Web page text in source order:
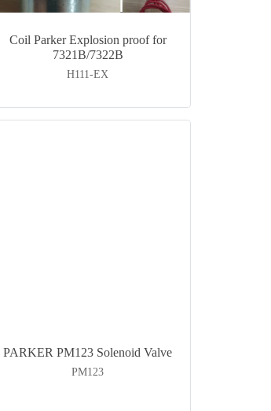
Coil Parker Explosion proof for
7321B/7322B
H111-EX
PARKER PM123 Solenoid Valve
PM123